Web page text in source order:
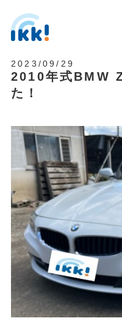
2023/09/29
2010年式BMW
た！